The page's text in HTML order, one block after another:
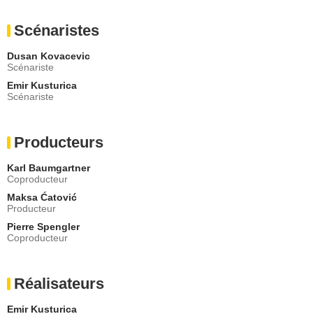
Scénaristes
Dusan Kovacevic
Scénariste
Emir Kusturica
Scénariste
Producteurs
Karl Baumgartner
Coproducteur
Maksa Ćatović
Producteur
Pierre Spengler
Coproducteur
Réalisateurs
Emir Kusturica